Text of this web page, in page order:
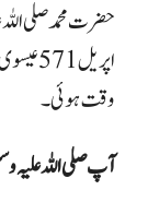
وقت ہوئی۔
آپ صلی اللہ علیہ